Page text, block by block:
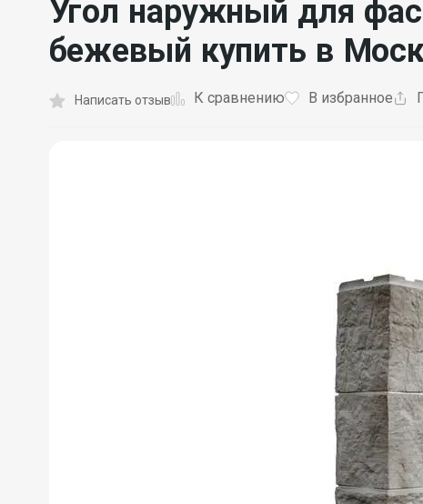
Угол наружный для
бежевый купить в
Написать отзыв К сравнению В избранное